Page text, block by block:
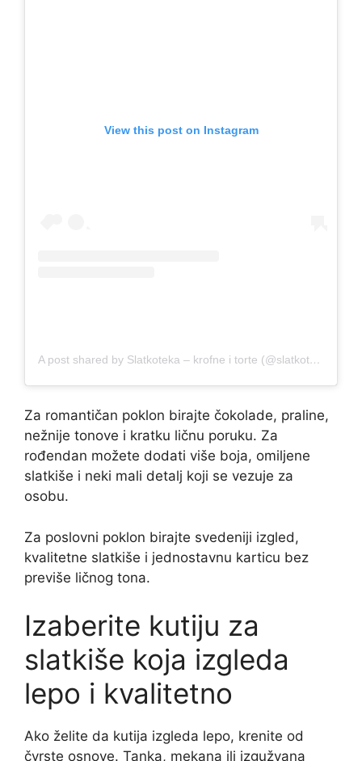
View this post on Instagram
A post shared by Slatkoteka – krofne i torte (@slatkoteka)
Za romantičan poklon birajte čokolade, praline,
nežnije tonove i kratku ličnu poruku. Za
rođendan možete dodati više boja, omiljene
slatkiše i neki mali detalj koji se vezuje za
osobu.
Za poslovni poklon birajte svedeniji izgled,
kvalitetne slatkiše i jednostavnu karticu bez
previše ličnog tona.
Izaberite kutiju za
slatkiše koja izgleda
lepo i kvalitetno
Ako želite da kutija izgleda lepo, krenite od
čvrste osnove. Tanka, mekana ili izgužvana